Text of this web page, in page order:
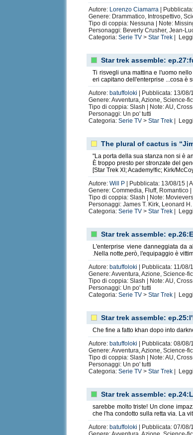
Autore: Lorenzo Ciamarra |
Genere: Drammatico, Introspettivo,
Tipo di coppia: Nessuna | Note:
Personaggi: Beverly Crusher, Jean-
Categoria:Serie TV >Star Trek |
Star trek assemble:
Ti risvegli una mattina e l'uomo
eri capitano dell'enterprise ...cosa è
Autore: batuffoloki
| Pubblicata: 13/
Genere: Avventura, Azione, Science-
Tipo di coppia: Slash | Note: AU,
Personaggi: Un po' tutti
Categoria:Serie TV >Star Trek |
The plural of cactus is
"La porta della sua stanza non si è
È troppo presto per stronzate del
[Star Trek XI; Academy!fic; Kirk/
Autore:Will P | Pubblicata: 13/08/15 |
Genere: Commedia, Fluff, Romantico
Tipo di coppia: Slash | Note:
Personaggi: James T. Kirk, Leonard
Categoria:Serie TV >Star Trek |
Star trek assemble:
L'enterprise viene danneggiata da
.Nella notte,però, l'equipaggio è
Autore: batuffoloki
| Pubblicata: 11/
Genere: Avventura, Azione, Science-
Tipo di coppia: Slash | Note: AU,
Personaggi: Un po' tutti
Categoria:Serie TV >Star Trek |
Star trek assemble:
Che fine a fatto khan dopo into
Autore: batuffoloki
| Pubblicata: 08/
Genere: Avventura, Azione, Science-
Tipo di coppia: Slash | Note: AU,
Personaggi: Un po' tutti
Categoria:Serie TV >Star Trek |
Star trek assemble:
sarebbe molto triste! Un clone
che l'ha condotto sulla retta via. La
Autore: batuffoloki
| Pubblicata: 07/